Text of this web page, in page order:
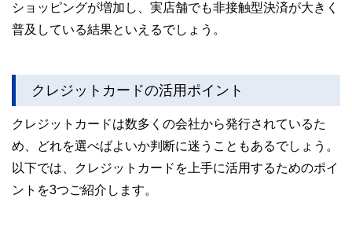
ショッピングが増加し、実店舗でも非接触型決済が大きく
普及している結果といえるでしょう。
クレジットカードの活用ポイント
クレジットカードは数多くの会社から発行されているた
め、どれを選べばよいか判断に迷うこともあるでしょう。
以下では、クレジットカードを上手に活用するためのポイ
ントを3つご紹介します。